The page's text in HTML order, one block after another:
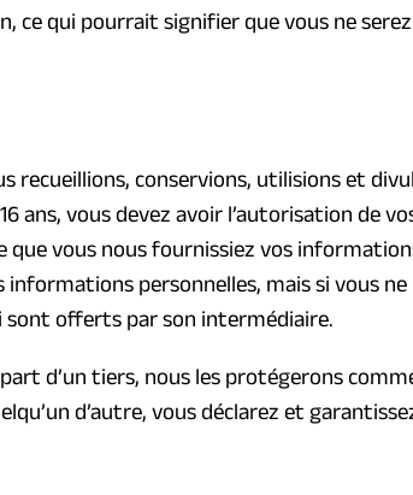
qui pourrait signifier que vous ne
recueillions, conservions, utilisions et
vous devez avoir l’autorisation de
vous nous fournissiez vos
personnelles, mais si vous ne
sont offerts par son intermédiaire.
d’un tiers, nous les protégerons
d’autre, vous déclarez et